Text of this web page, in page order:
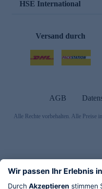
HSE International
Versand durch
AGB
Alle Rechte vorbehalten. Alle Preise